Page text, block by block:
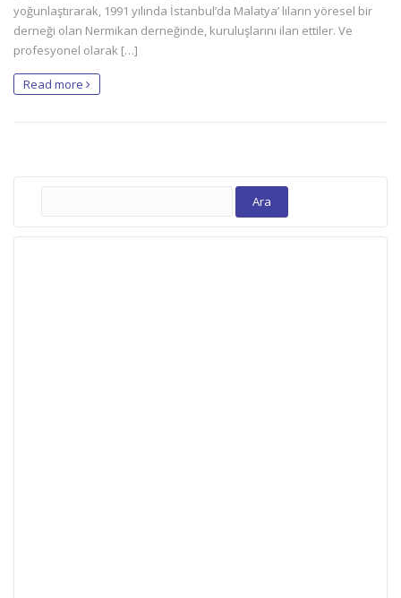
yoğunlaştırarak, 1991 yılında İstanbul’da Malatya’ lıların yöresel bir
derneği olan Nermikan derneğinde, kuruluşlarını ilan ettiler. Ve
profesyonel olarak […]
Read more
Arama: